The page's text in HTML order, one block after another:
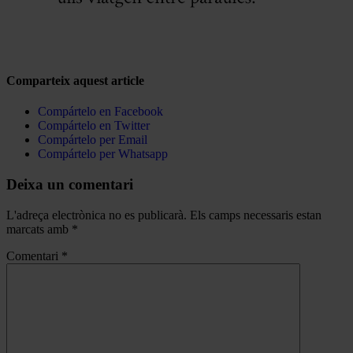
Comparteix aquest article
Compártelo en Facebook
Compártelo en Twitter
Compártelo per Email
Compártelo per Whatsapp
Deixa un comentari
L'adreça electrònica no es publicarà. Els camps necessaris estan
marcats amb *
Comentari *